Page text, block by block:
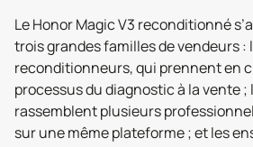
Le Honor Magic V3 reconditionné
trois grandes familles de vendeurs :
reconditionneurs, qui prennent en
processus du diagnostic à la vente
rassemblent plusieurs
sur une même plateforme ; et les